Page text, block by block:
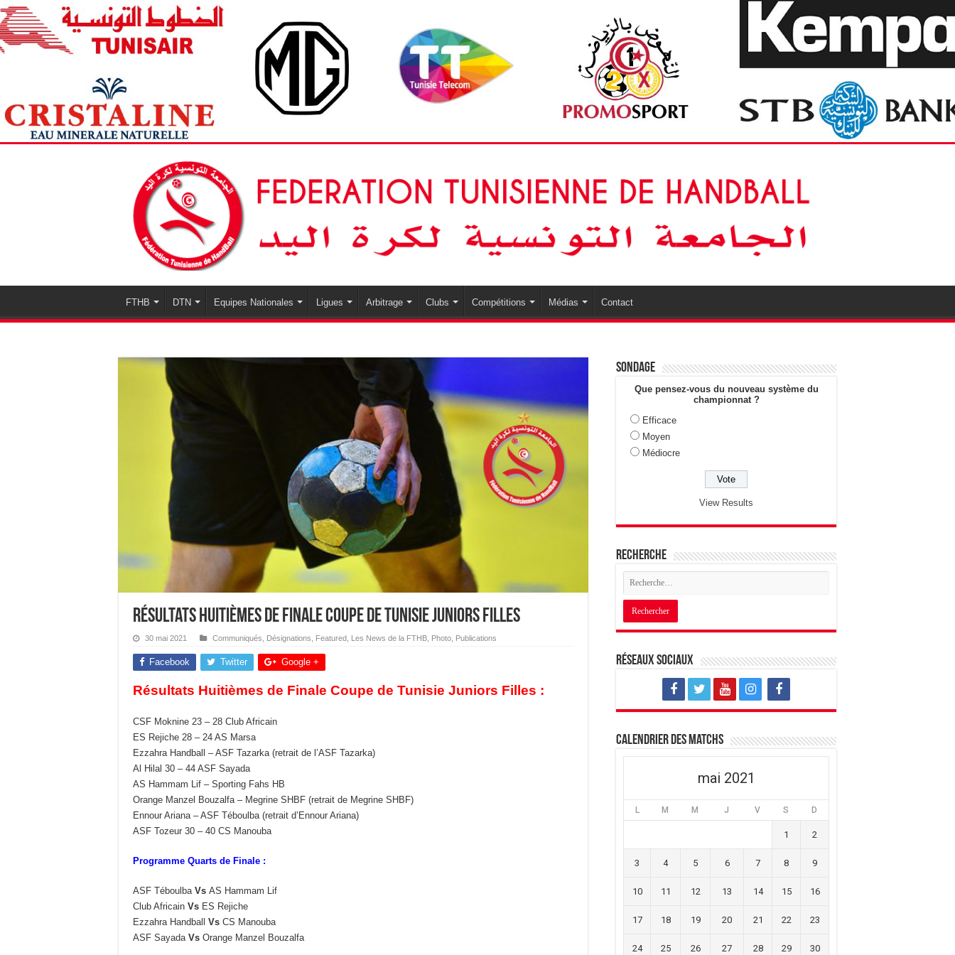
FTHB DTN Equipes Nationales Ligues Arbitrage Clubs Compétitions Médias Contact
Résultats Huitièmes de Finale Coupe de Tunisie Juniors Filles
30 mai 2021 Communiqués Désignations Featured Les News de la FTHB Photo Publications
Facebook Twitter Google +
Résultats Huitièmes de Finale Coupe de Tunisie Juniors Filles :
CSF Moknine 23 – 28 Club Africain
ES Rejiche 28 – 24 AS Marsa
Ezzahra Handball – ASF Tazarka (retrait de l’ASF Tazarka)
Al Hilal 30 – 44 ASF Sayada
AS Hammam Lif – Sporting Fahs HB
Orange Manzel Bouzalfa – Megrine SHBF (retrait de Megrine SHBF)
Ennour Ariana – ASF Téboulba (retrait d’Ennour Ariana)
ASF Tozeur 30 – 40 CS Manouba
Programme Quarts de Finale :
ASF Téboulba Vs AS Hammam Lif
Club Africain Vs ES Rejiche
Ezzahra Handball Vs CS Manouba
ASF Sayada Vs Orange Manzel Bouzalfa
Sondage
Que pensez-vous du nouveau système du
championnat ?
Efficace
Moyen
Médiocre
View Results
Recherche
Réseaux sociaux
Calendrier des matchs
mai 2021
L M M J V S D
1 2
3 4 5 6 7 8 9
10 11 12 13 14 15 16
17 18 19 20 21 22 23
24 25 26 27 28 29 30